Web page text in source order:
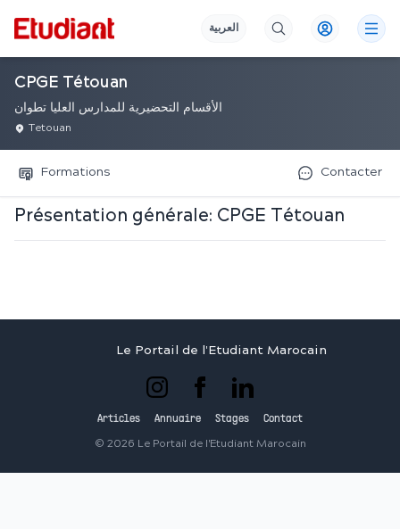
العربية
CPGE Tétouan
الأقسام التحضيرية للمدارس العليا تطوان
Tetouan
Formations Contacter
Présentation générale: CPGE Tétouan
Le Portail de l'Etudiant Marocain
Articles Annuaire Stages Contact
© 2026 Le Portail de l'Etudiant Marocain